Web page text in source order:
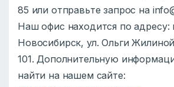
85 или отправьте запрос на
Наш офис находится по адресу:
Новосибирск, ул. Ольги
101. Дополнительную
найти на нашем сайте: